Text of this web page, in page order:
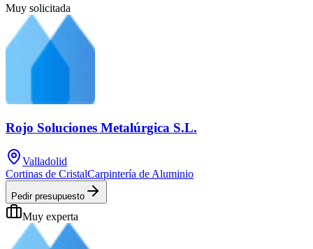
Muy solicitada
Rojo Soluciones Metalúrgica S.L.
Valladolid
Cortinas de CristalCarpintería de Aluminio
Pedir presupuesto
Muy experta